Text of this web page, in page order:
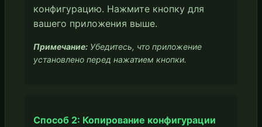
конфигурацию. Нажмите кнопку для
вашего приложения выше.
Примечание: Убедитесь, что приложение
установлено перед нажатием кнопки.
Способ 2: Копирование конфигурации